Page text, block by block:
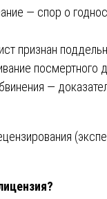
— спор о
признан
посмертного
—